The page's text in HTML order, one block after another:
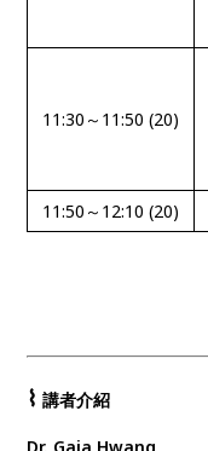
11:30～11:50 (20)
11:50～12:10 (20)
⌇ 講者介紹